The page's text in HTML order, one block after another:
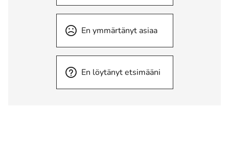
En ymmärtänyt asiaa
En löytänyt etsimääni